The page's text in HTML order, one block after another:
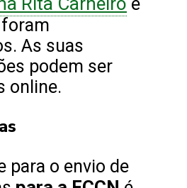
foram
As suas
podem ser
online.
para o envio de